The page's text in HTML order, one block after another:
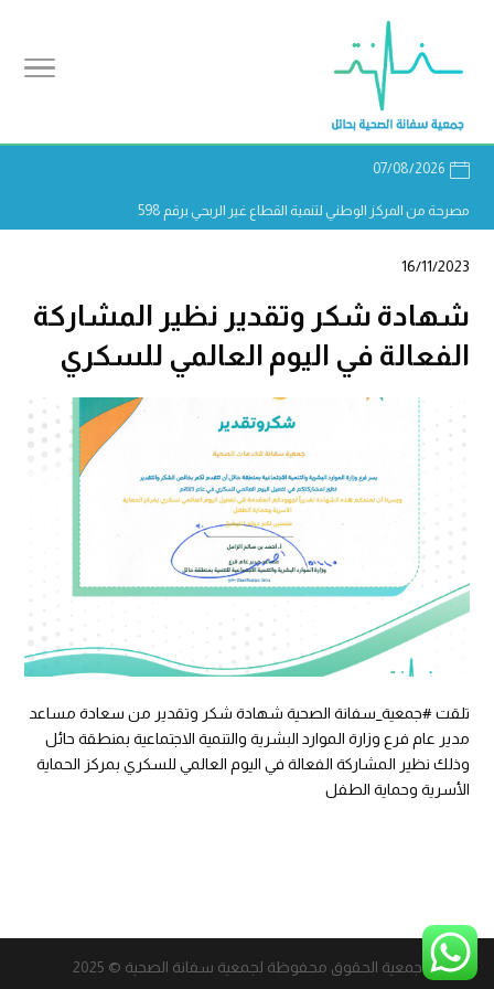
07/08/2026
مصرحة من المركز الوطني لتنمية القطاع غير الربحي برقم 598
16/11/2023
شهادة شكر وتقدير نظير المشاركة
الفعالة في اليوم العالمي للسكري
تلقت ‎#جمعية_سفانة الصحية شهادة شكر وتقدير من سعادة مساعد
مدير عام فرع وزارة الموارد البشرية والتنمية الاجتماعية بمنطقة حائل
وذلك نظير المشاركة الفعالة في اليوم العالمي للسكري بمركز الحماية
الأسرية وحماية الطفل
جمعية الحقوق محفوظة لجمعية سفانة الصحية © 2025